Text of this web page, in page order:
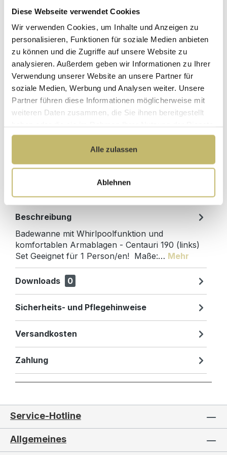
Diese Webseite verwendet Cookies
Wir verwenden Cookies, um Inhalte und Anzeigen zu
personalisieren, Funktionen für soziale Medien anbieten
zu können und die Zugriffe auf unsere Website zu
analysieren. Außerdem geben wir Informationen zu Ihrer
Verwendung unserer Website an unsere Partner für
soziale Medien, Werbung und Analysen weiter. Unsere
Partner führen diese Informationen möglicherweise mit
weiteren Daten zusammen, die Sie ihnen bereitgestellt
gesammelt haben.
Alle zulassen
Ablehnen
Maße (H/B/T): 45 / 190 / 90 cm
Hochwertige
Materialien
ohne
Zwischenhändler
Kundenbetreuung
Gut verpackt für
beschädigungsfreie
Beschreibung
Badewanne mit Whirlpoolfunktion und
komfortablen Armablagen - Centauri 190 (links)
Set Geeignet für 1 Person/en! Maße:… Mehr
Downloads 0
Sicherheits- und Pflegehinweise
Versandkosten
Zahlung
Service-Hotline
Allgemeines